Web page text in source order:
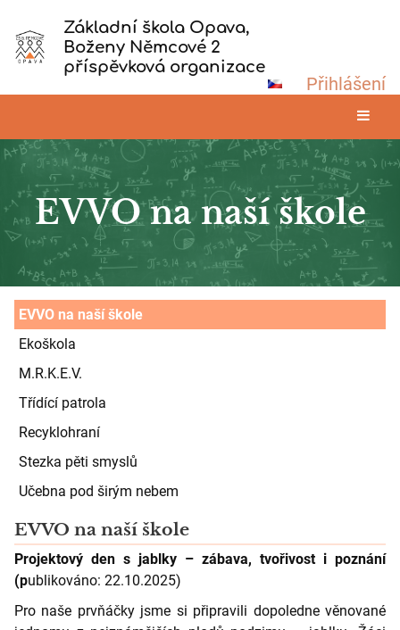
Základní škola Opava,
Boženy Němcové 2
příspěvková organizace
Přihlášení
EVVO na naší škole
EVVO
na
naší
škole
EVVO na naší škole
Ekoškola
M.R.K.E.V.
Třídící patrola
Recyklohraní
Stezka pěti smyslů
Učebna pod širým nebem
EVVO na naší škole
Projektový den s jablky – zábava, tvořivost i poznání
(publikováno: 22.10.2025)
Pro naše prvňáčky jsme si připravili dopoledne věnované